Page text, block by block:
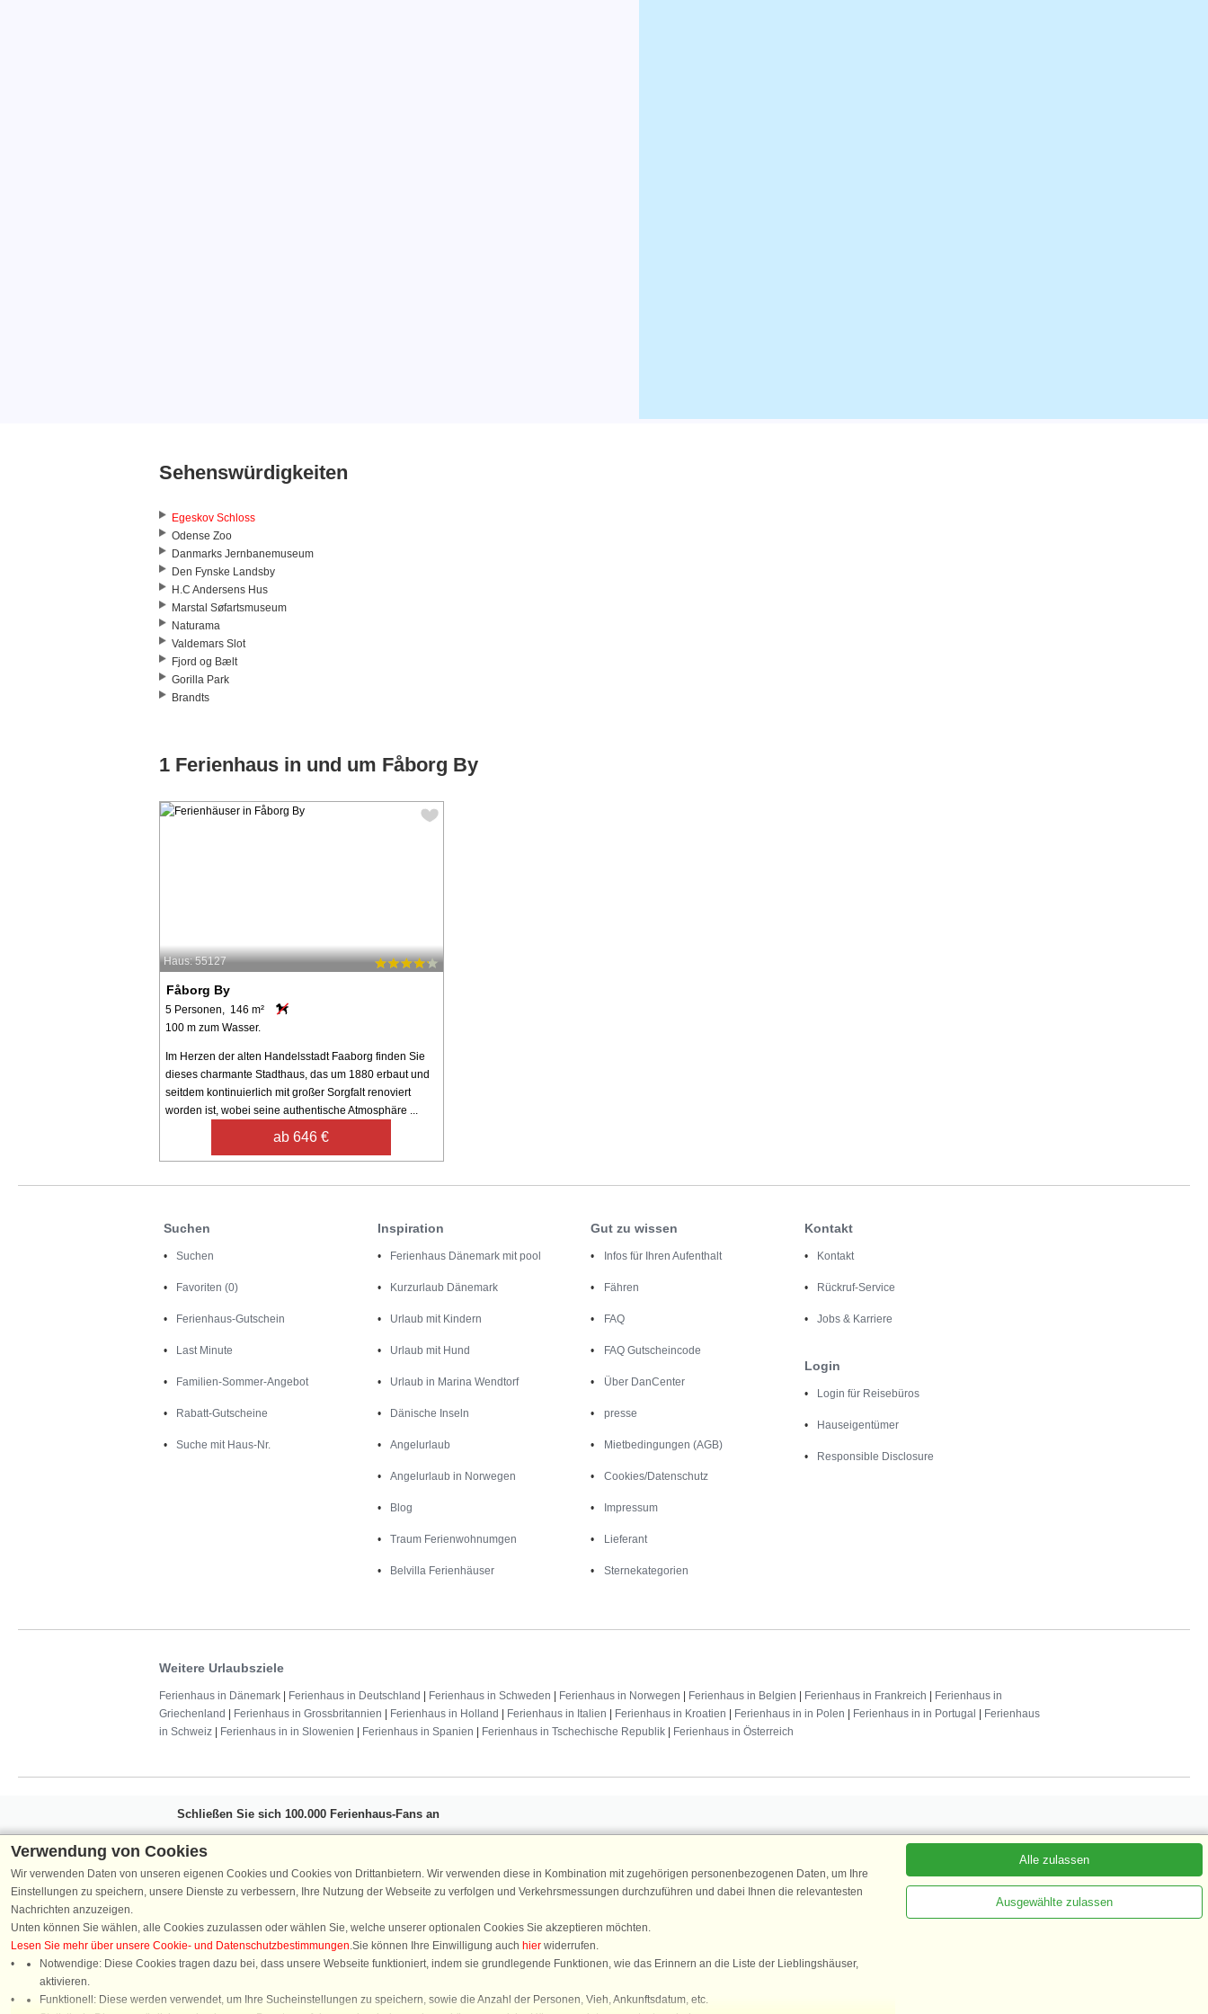
Sehenswürdigkeiten
Egeskov Schloss
Odense Zoo
Danmarks Jernbanemuseum
Den Fynske Landsby
H.C Andersens Hus
Marstal Søfartsmuseum
Naturama
Valdemars Slot
Fjord og Bælt
Gorilla Park
Brandts
1 Ferienhaus in und um Fåborg By
Haus: 55127
Fåborg By
5 Personen, 146 m²
100 m zum Wasser.
Im Herzen der alten Handelsstadt Faaborg finden Sie
dieses charmante Stadthaus, das um 1880 erbaut und
seitdem kontinuierlich mit großer Sorgfalt renoviert
worden ist, wobei seine authentische Atmosphäre ...
ab 646 €
Suchen
Suchen
Favoriten (0)
Ferienhaus-Gutschein
Last Minute
Familien-Sommer-Angebot
Rabatt-Gutscheine
Suche mit Haus-Nr.
Inspiration
Ferienhaus Dänemark mit pool
Kurzurlaub Dänemark
Urlaub mit Kindern
Urlaub mit Hund
Urlaub in Marina Wendtorf
Dänische Inseln
Angelurlaub
Angelurlaub in Norwegen
Blog
Traum Ferienwohnumgen
Belvilla Ferienhäuser
Gut zu wissen
Infos für Ihren Aufenthalt
Fähren
FAQ
FAQ Gutscheincode
Über DanCenter
presse
Mietbedingungen (AGB)
Cookies/Datenschutz
Impressum
Lieferant
Sternekategorien
Kontakt
Kontakt
Rückruf-Service
Jobs & Karriere
Login
Login für Reisebüros
Hauseigentümer
Responsible Disclosure
Weitere Urlaubsziele
Ferienhaus in Dänemark | Ferienhaus in Deutschland | Ferienhaus in Schweden | Ferienhaus in Norwegen | Ferienhaus in Belgien | Ferienhaus in Frankreich | Ferienhaus in
Griechenland | Ferienhaus in Grossbritannien | Ferienhaus in Holland | Ferienhaus in Italien | Ferienhaus in Kroatien | Ferienhaus in in Polen | Ferienhaus in in Portugal | Ferienhaus
in Schweiz | Ferienhaus in in Slowenien | Ferienhaus in Spanien | Ferienhaus in Tschechische Republik | Ferienhaus in Österreich
Schließen Sie sich 100.000 Ferienhaus-Fans an
Ferienhausurlaub - melden Sie sich einfach für den DanCenter Newsletter an.
Verpassen Sie nie wieder exklusive Angebote, Gewinnspiele und Urlaubstipps!
DanCenter Kundenbewertung
basierend auf mehr 135.870 Kundenbewertungen
Verwendung von Cookies
Wir verwenden Daten von unseren eigenen Cookies und Cookies von Drittanbietern. Wir verwenden diese in Kombination mit zugehörigen personenbezogenen Daten, um Ihre
Einstellungen zu speichern, unsere Dienste zu verbessern, Ihre Nutzung der Webseite zu verfolgen und Verkehrsmessungen durchzuführen und dabei Ihnen die relevantesten
Nachrichten anzuzeigen.
Unten können Sie wählen, alle Cookies zuzulassen oder wählen Sie, welche unserer optionalen Cookies Sie akzeptieren möchten.
Lesen Sie mehr über unsere Cookie- und Datenschutzbestimmungen.Sie können Ihre Einwilligung auch hier widerrufen.
Notwendige: Diese Cookies tragen dazu bei, dass unsere Webseite funktioniert, indem sie grundlegende Funktionen, wie das Erinnern an die Liste der Lieblingshäuser,
aktivieren.
Funktionell: Diese werden verwendet, um Ihre Sucheinstellungen zu speichern, sowie die Anzahl der Personen, Vieh, Ankunftsdatum, etc.
Alle zulassen
Ausgewählte zulassen
Chatten